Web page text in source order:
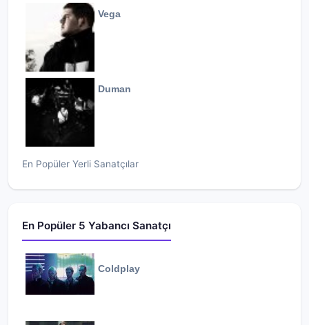
Vega
Duman
En Popüler Yerli Sanatçılar
En Popüler 5 Yabancı Sanatçı
Coldplay